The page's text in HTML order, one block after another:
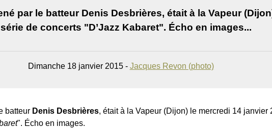
par le batteur Denis Desbrières, était à la Vapeur
série de concerts "D’Jazz Kabaret". Écho en images...
Dimanche 18 janvier 2015 - Jacques Revon (photo)
batteur Denis Desbrières, était à la Vapeur (Dijon) le mercredi 14 janvier
". Écho en images.